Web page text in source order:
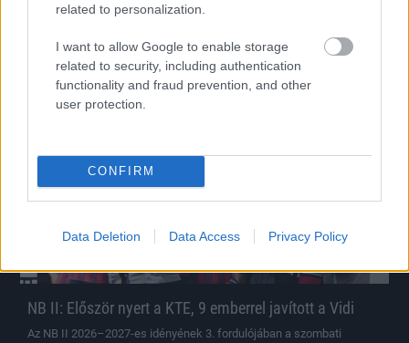
related to personalization.
I want to allow Google to enable storage
related to security, including authentication
functionality and fraud prevention, and other
user protection.
CONFIRM
Data Deletion Data Access Privacy Policy
NB II: Először nyert a KTE, 9 emberrel javított a Vidi
Az NB II 2026–2027-es idényének 3. fordulójában a szombati